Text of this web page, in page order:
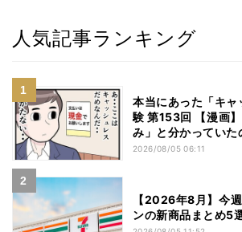
人気記事ランキング
本当にあった「キ
験 第153回 【漫画
み」と分かってい
的に出してしまった
2026/08/05 06:11
【2026年8月】今
ンの新商品まとめ5